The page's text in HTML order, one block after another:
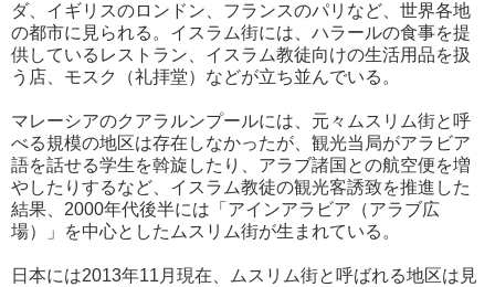
ダ、イギリスのロンドン、フランスのパリなど、世界各地
の都市に見られる。イスラム街には、ハラールの食事を提
供しているレストラン、イスラム教徒向けの生活用品を扱
う店、モスク（礼拝堂）などが立ち並んでいる。
マレーシアのクアラルンプールには、元々ムスリム街と呼
べる規模の地区は存在しなかったが、観光当局がアラビア
語を話せる学生を斡旋したり、アラブ諸国との航空便を増
やしたりするなど、イスラム教徒の観光客誘致を推進した
結果、2000年代後半には「アインアラビア（アラブ広
場）」を中心としたムスリム街が生まれている。
日本には2013年11月現在、ムスリム街と呼ばれる地区は見